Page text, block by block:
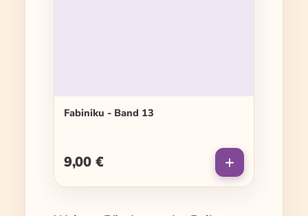
Fabiniku - Band 13
Regulärer Preis:
9,00 €